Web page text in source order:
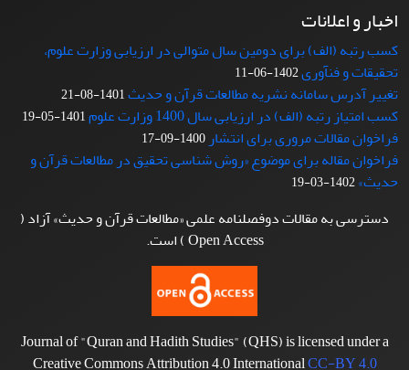
اخبار و اعلانات
کسب رتبه (الف) برای دومین سال متوالی در ارزیابی وزارت علوم،
تحقیقات و فنآوری1402-06-11
تغییر آدرس سامانه نشریه مطالعات قرآن و حدیث1401-08-21
کسب امتیاز رتبه (الف) در ارزیابی سال 1400 وزارت علوم 1401-05-19
فراخوان مقالات مروری برای انتشار1400-09-17
فراخوان مقاله برای موضوع «روش شناسی تحقیق در مطالعات قرآن و
حدیث»1402-03-19
دسترسی به مقالات دوفصلنامه علمی «مطالعات قرآن و حدیث» آزاد (
Open Access ) است.
Journal of "Quran and Hadith Studies" (QHS) is licensed under a
Creative Commons Attribution 4.0 InternationalCC-BY 4.0